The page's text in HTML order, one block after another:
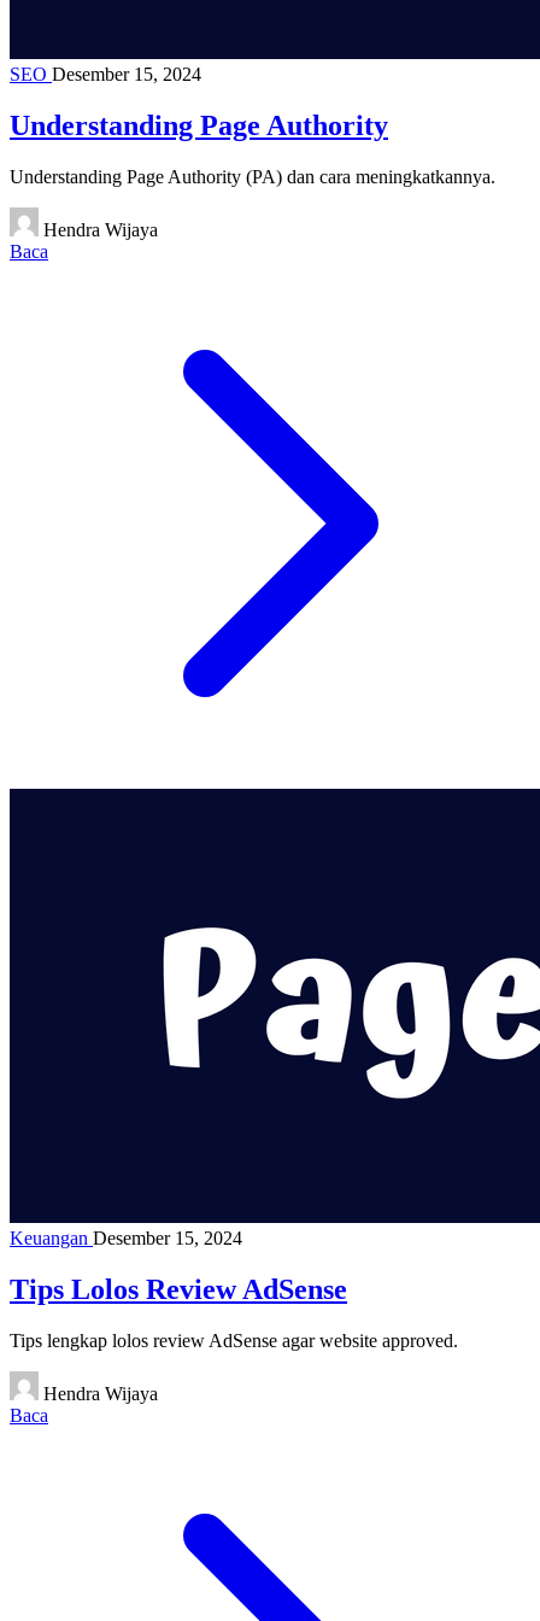
SEO Desember 15, 2024
Understanding Page Authority
Understanding Page Authority (PA) dan cara meningkatkannya.
Hendra Wijaya
Baca
Keuangan Desember 15, 2024
Tips Lolos Review AdSense
Tips lengkap lolos review AdSense agar website approved.
Hendra Wijaya
Baca